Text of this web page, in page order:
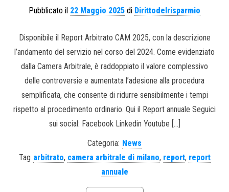
Pubblicato il 22 Maggio 2025 di Dirittodelrisparmio
Disponibile il Report Arbitrato CAM 2025, con la descrizione
l’andamento del servizio nel corso del 2024. Come evidenziato
dalla Camera Arbitrale, è raddoppiato il valore complessivo
delle controversie e aumentata l’adesione alla procedura
semplificata, che consente di ridurre sensibilmente i tempi
rispetto al procedimento ordinario. Qui il Report annuale Seguici
sui social: Facebook Linkedin Youtube […]
Categoria: News
Tag arbitrato, camera arbitrale di milano, report, report
annuale